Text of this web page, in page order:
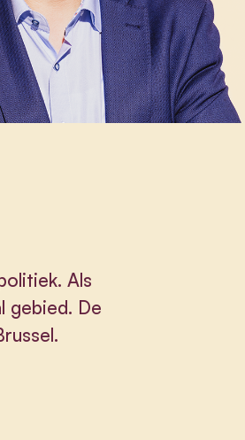
Als
gebied. De